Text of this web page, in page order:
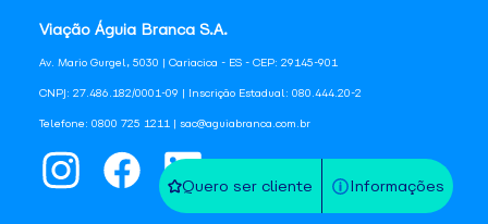
Quero ser cliente Informações
Viação Águia Branca S.A.
Av. Mario Gurgel, 5030 | Cariacica - ES - CEP: 29145-901
CNPJ: 27.486.182/0001-09 | Inscrição Estadual: 080.444.20-2
Telefone: 0800 725 1211 | sac@aguiabranca.com.br